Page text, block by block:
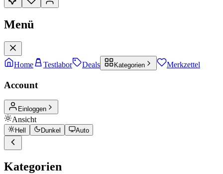
Menü
Home Testlabor Deals Kategorien Merkzettel
Account
Einloggen
Ansicht
Hell Dunkel Auto
Kategorien